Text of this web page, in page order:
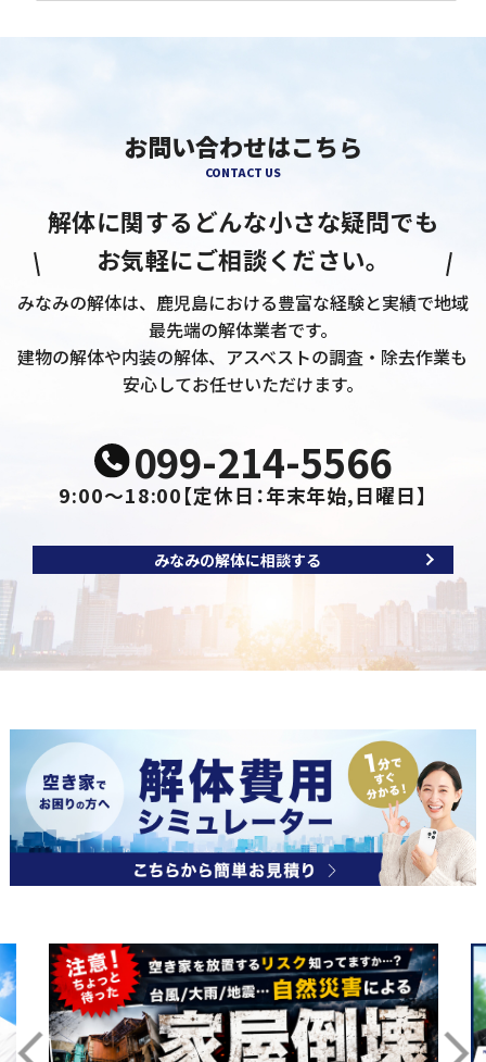
お問い合わせはこちら
CONTACT US
解体に関するどんな小さな疑問でも
お気軽にご相談ください。
みなみの解体は、鹿児島における豊富な経験と実績で地域
最先端の解体業者です。
建物の解体や内装の解体、アスベストの調査・除去作業も
安心してお任せいただけます。
099-214-5566
9:00～18:00【定休日：年末年始,日曜日】
みなみの解体に相談する